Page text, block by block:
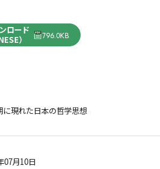
ロード
）
796.0KB
に現れた日本の哲学思想
07月10日